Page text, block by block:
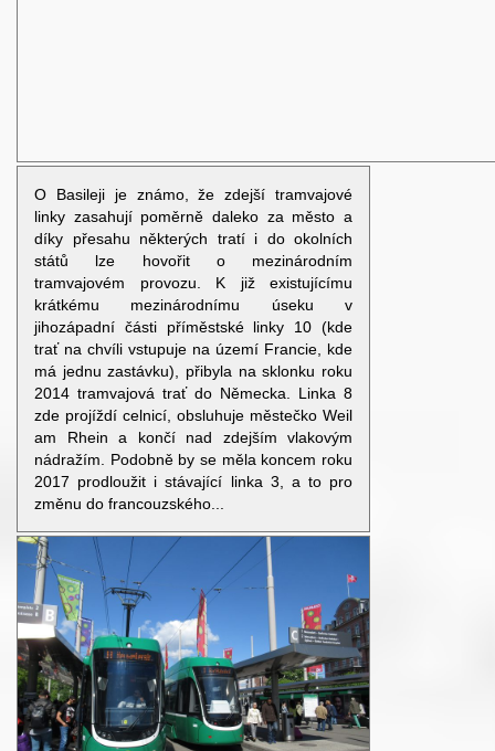
O Basileji je známo, že zdejší tramvajové
linky zasahují poměrně daleko za město a
díky přesahu některých tratí i do okolních
států lze hovořit o mezinárodním
tramvajovém provozu. K již existujícímu
krátkému mezinárodnímu úseku v
jihozápadní části příměstské linky 10 (kde
trať na chvíli vstupuje na území Francie, kde
má jednu zastávku), přibyla na sklonku roku
2014 tramvajová trať do Německa. Linka 8
zde projíždí celnicí, obsluhuje městečko Weil
am Rhein a končí nad zdejším vlakovým
nádražím. Podobně by se měla koncem roku
2017 prodloužit i stávající linka 3, a to pro
změnu do francouzského...